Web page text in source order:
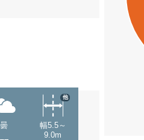
曇
幅5.5～
9.0m
他